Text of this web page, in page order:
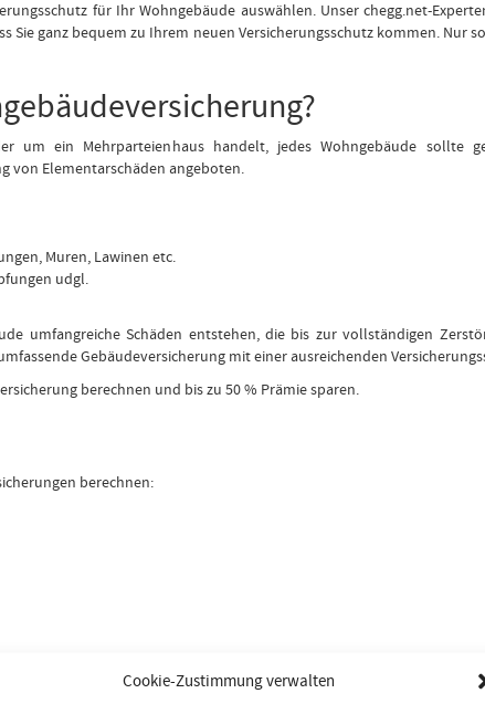
Cookie-Zustimmung verwalten
für Ihr Wohngebäude auswählen. Unser chegg.net-
ganz bequem zu Ihrem neuen Versicherungsschutz kommen. Nur
um ein Mehrparteienhaus handelt, jedes Wohngebäude sollte
von Elementarschäden angeboten.
Muren, Lawinen etc.
udgl.
umfangreiche Schäden entstehen, die bis zur vollständigen
Gebäudeversicherung mit einer ausreichenden
berechnen und bis zu 50 % Prämie sparen.
berechnen: